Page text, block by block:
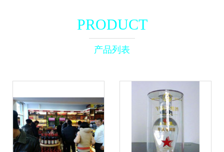
PRODUCT
产品列表